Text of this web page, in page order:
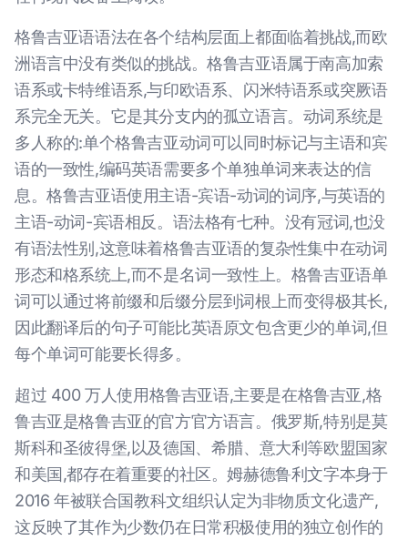
格鲁吉亚语语法在各个结构层面上都面临着挑战,而欧
洲语言中没有类似的挑战。格鲁吉亚语属于南高加索
语系或卡特维语系,与印欧语系、闪米特语系或突厥语
系完全无关。它是其分支内的孤立语言。动词系统是
多人称的:单个格鲁吉亚动词可以同时标记与主语和宾
语的一致性,编码英语需要多个单独单词来表达的信
息。格鲁吉亚语使用主语-宾语-动词的词序,与英语的
主语-动词-宾语相反。语法格有七种。没有冠词,也没
有语法性别,这意味着格鲁吉亚语的复杂性集中在动词
形态和格系统上,而不是名词一致性上。格鲁吉亚语单
词可以通过将前缀和后缀分层到词根上而变得极其长,
因此翻译后的句子可能比英语原文包含更少的单词,但
每个单词可能要长得多。
超过 400 万人使用格鲁吉亚语,主要是在格鲁吉亚,格
鲁吉亚是格鲁吉亚的官方官方语言。俄罗斯,特别是莫
斯科和圣彼得堡,以及德国、希腊、意大利等欧盟国家
和美国,都存在着重要的社区。姆赫德鲁利文字本身于
2016 年被联合国教科文组织认定为非物质文化遗产,
这反映了其作为少数仍在日常积极使用的独立创作的